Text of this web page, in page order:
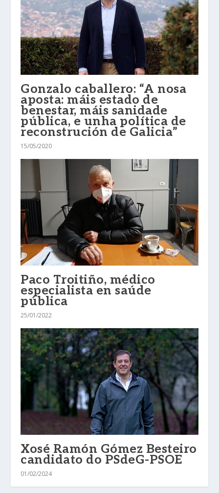
Gonzalo caballero: “A nosa
aposta: máis estado de
benestar, máis sanidade
pública, e unha política de
reconstrución de Galicia”
15/05/2020
Paco Troitiño, médico
especialista en saúde
pública
25/01/2022
Xosé Ramón Gómez Besteiro
candidato do PSdeG-PSOE
01/02/2024